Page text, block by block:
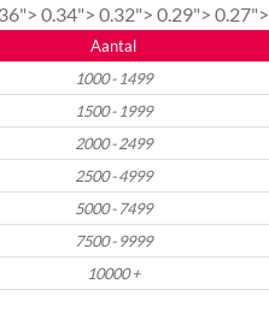
0.34">0.32">0.29">0.27">
Aantal
1000 - 1499
1500 - 1999
2000 - 2499
2500 - 4999
5000 - 7499
7500 - 9999
10000 +